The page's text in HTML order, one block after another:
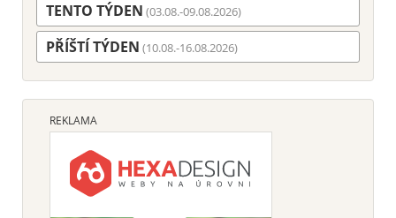
TENTO TÝDEN (03.08.-09.08.2026)
PŘÍŠTÍ TÝDEN (10.08.-16.08.2026)
REKLAMA